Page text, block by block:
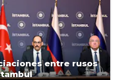
entre rusos